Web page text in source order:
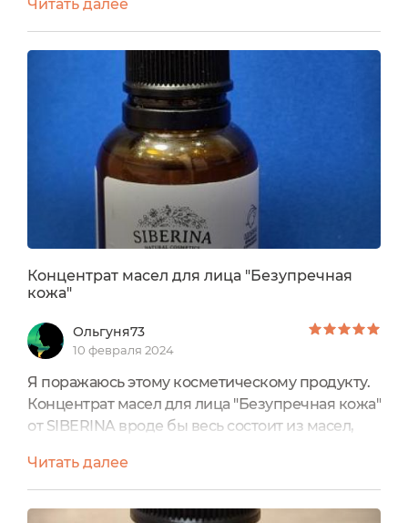
Концентрат масел для лица Безупречная
кожа от бренда Siberina.Концентрат масел
находится в стеклянном флаконе,на котором
имеетсявся необходимая
информация.Состав:Coco-caprylate/caprate
(коко-каприлат/капрат), Prunus amygdalus
dulcis (sweet almond) oil (масло...
Читать далее
Концентрат масел для лица "Безупречная
кожа"
Ольгуня73
10 февраля 2024
Я поражаюсь этому косметическому продукту.
Концентрат масел для лица "Безупречная кожа"
от SIBERINA вроде бы весь состоит из масел,
в нем масляные, но он...не масляный,
совершенно нет. Он не жирнит кожу. Он как
вторая кожа на ней. Даже я бы сказала
Читать далее